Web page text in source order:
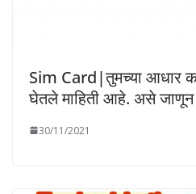
Sim Card|तुमच्या आधार
घेतले माहिती आहे. असे जाणून
30/11/2021